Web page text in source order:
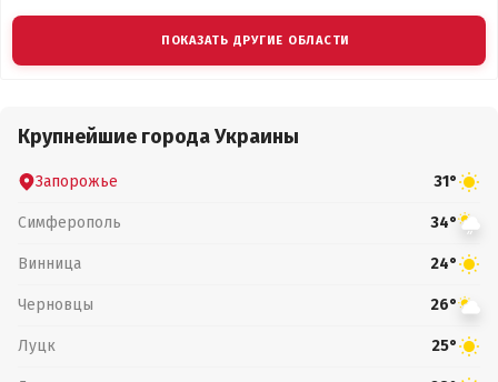
ПОКАЗАТЬ ДРУГИЕ ОБЛАСТИ
Крупнейшие города Украины
Запорожье 31°
Симферополь 34°
Винница 24°
Черновцы 26°
Луцк 25°